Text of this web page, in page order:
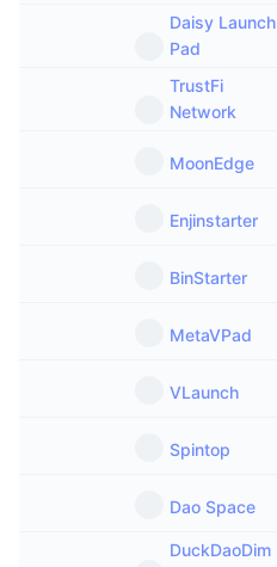
Daisy Launch
Pad
TrustFi
Network
MoonEdge
Enjinstarter
BinStarter
MetaVPad
VLaunch
Spintop
Dao Space
DuckDaoDim